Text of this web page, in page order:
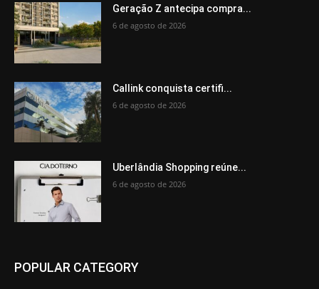
Geração Z antecipa compra...
6 de agosto de 2026
Callink conquista certifi...
6 de agosto de 2026
Uberlândia Shopping reúne...
6 de agosto de 2026
POPULAR CATEGORY